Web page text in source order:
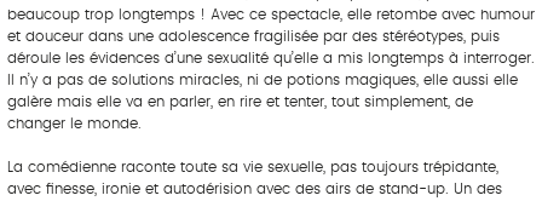
beaucoup trop longtemps ! Avec ce spectacle, elle retombe avec humour
et douceur dans une adolescence fragilisée par des stéréotypes, puis
déroule les évidences d’une sexualité qu’elle a mis longtemps à interroger.
Il n’y a pas de solutions miracles, ni de potions magiques, elle aussi elle
galère mais elle va en parler, en rire et tenter, tout simplement, de
changer le monde.
La comédienne raconte toute sa vie sexuelle, pas toujours trépidante,
avec finesse, ironie et autodérision avec des airs de stand-up. Un des